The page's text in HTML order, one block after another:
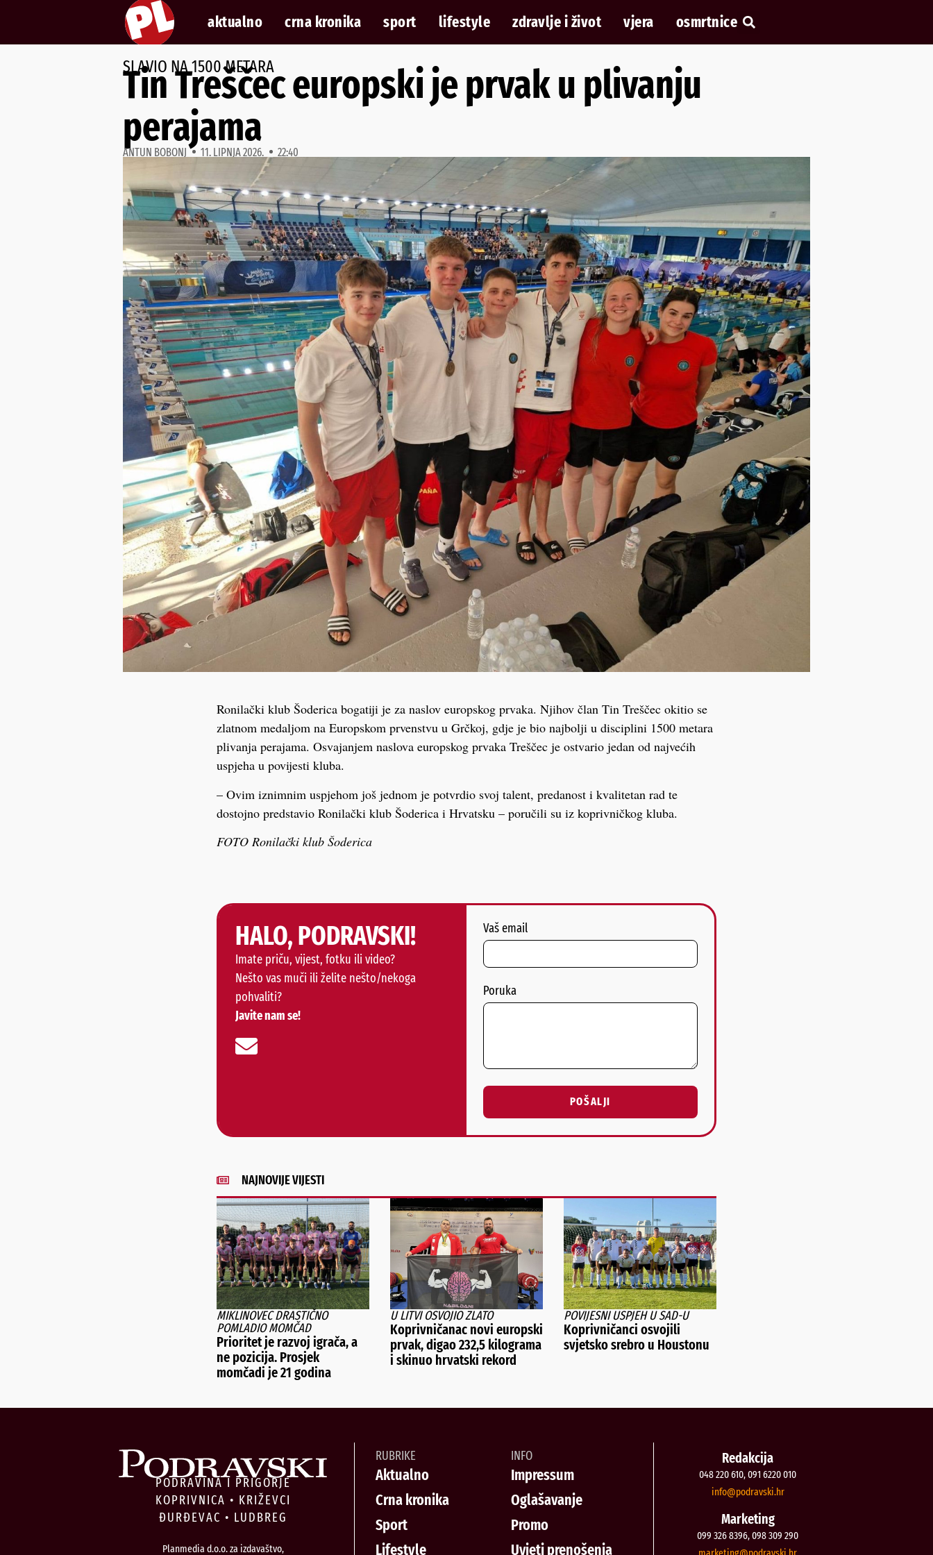
aktualno crna kronika sport lifestyle zdravlje i život vjera osmrtnice
SLAVIO NA 1500 METARA
Tin Treščec europski je prvak u plivanju
perajama
ANTUN BOBONJ 11. LIPNJA 2026. 22:40
Ronilački klub Šoderica bogatiji je za naslov europskog prvaka. Njihov član Tin Treščec okitio se
zlatnom medaljom na Europskom prvenstvu u Grčkoj, gdje je bio najbolji u disciplini 1500 metara
plivanja perajama. Osvajanjem naslova europskog prvaka Treščec je ostvario jedan od najvećih
uspjeha u povijesti kluba.
– Ovim iznimnim uspjehom još jednom je potvrdio svoj talent, predanost i kvalitetan rad te
dostojno predstavio Ronilački klub Šoderica i Hrvatsku – poručili su iz koprivničkog kluba.
FOTO Ronilački klub Šoderica
HALO, PODRAVSKI!
Imate priču, vijest, fotku ili video?
Nešto vas muči ili želite nešto/nekoga
pohvaliti?
Javite nam se!
Vaš email
Poruka
POŠALJI
NAJNOVIJE VIJESTI
MIKLINOVEC DRASTIČNO
POMLADIO MOMČAD
Prioritet je razvoj igrača, a
ne pozicija. Prosjek
momčadi je 21 godina
U LITVI OSVOJIO ZLATO
Koprivničanac novi europski
prvak, digao 232,5 kilograma
i skinuo hrvatski rekord
POVIJESNI USPJEH U SAD-U
Koprivničanci osvojili
svjetsko srebro u Houstonu
PODRAVINA I PRIGORJE
KOPRIVNICA • KRIŽEVCI
ĐURĐEVAC • LUDBREG
Planmedia d.o.o. za izdavaštvo,
RUBRIKE
Aktualno
Crna kronika
Sport
Lifestyle
INFO
Impressum
Oglašavanje
Promo
Uvjeti prenošenja
Redakcija
048 220 610, 091 6220 010
rh.iksvardop
@ofni
Marketing
099 326 8396, 098 309 290